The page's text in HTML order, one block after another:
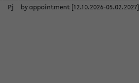
Pj by appointment [12.10.2026-05.02.2027]